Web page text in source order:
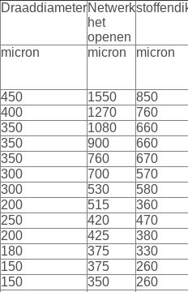
DraaddiameterNetwerk
het
openen
micron micron micron
450 1550
850
400 1270
760
350 1080
660
350 900
660
350 760
670
300 700
570
300 530
580
200 515
360
250 420
470
200 425
380
180 375
330
150 375
260
150 350
260